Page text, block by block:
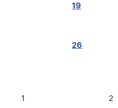
19
26
1
2